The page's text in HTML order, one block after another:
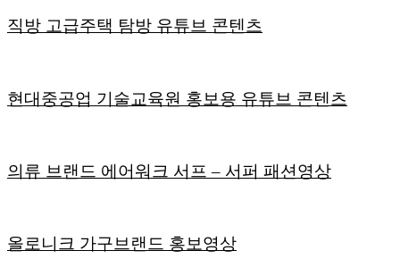
직방 고급주택 탐방 유튜브 콘텐츠
현대중공업 기술교육원 홍보용 유튜브 콘텐츠
의류 브랜드 에어워크 서프 – 서퍼 패션영상
올로니크 가구브랜드 홍보영상